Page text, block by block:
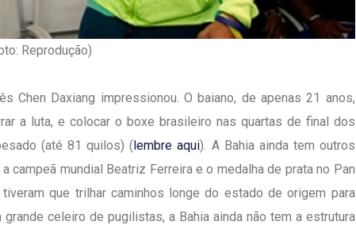
Reprodução)
Chen Daxiang impressionou. O baiano, de apenas 21 anos,
a luta, e colocar o boxe brasileiro nas quartas de final dos
(até 81 quilos) ( lembre aqui). A Bahia ainda tem outros
campeã mundial Beatriz Ferreira e o medalha de prata no Pan
que trilhar caminhos longe do estado de origem para
celeiro de pugilistas, a Bahia ainda não tem a estrutura
Bairro Olhos
Inauguração Da Franquia HINODE